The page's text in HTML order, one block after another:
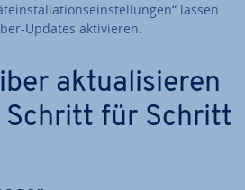
lassen
Updates ak­ti­vie­ren.
ak­tua­li­sie­ren
Schritt für Schritt